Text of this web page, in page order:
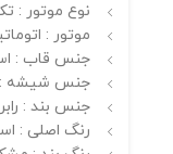
نوع موتور :
موتور :
جنس قاب :
جنس شیشه :
جنس بند : رابر
رنگ اصلی :